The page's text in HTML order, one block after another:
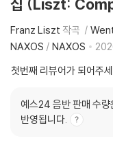
집 (Liszt:
Franz Liszt 작곡
NAXOS / NAXOS
첫번째 리뷰어가 되어주
예스24 음반 판매 수량
반영됩니다.